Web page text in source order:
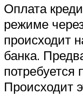
Оплата
режиме
происходит
банка.
потребуется
Происходит